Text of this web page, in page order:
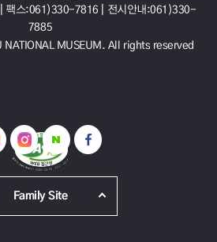
팩스:061)330-7816 | 전시안내:061)330-
7885
MUSEUM. All rights reserved
Family Site